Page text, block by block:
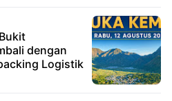
dengan
Logistik